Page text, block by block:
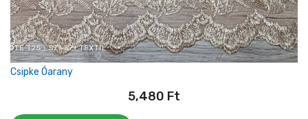
Csipke Óarany
5,480 Ft